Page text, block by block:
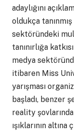
adaylığını
oldukça
sektöründeki
tanınırlığa
medya
itibaren Miss
yarışması
başladı, benzer
reality
ışıklarının